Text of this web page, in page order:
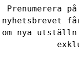
Prenumerera
nyhetsbrevet
om nya